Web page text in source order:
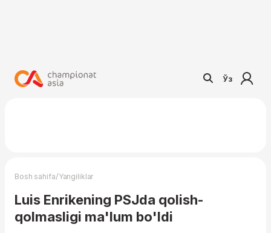
Ўз
Bosh sahifa/Yangiliklar
Luis Enrikening PSJda qolish-
qolmasligi ma'lum bo'ldi